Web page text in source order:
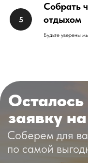
Собрать
отдыхом
Будьте уверены